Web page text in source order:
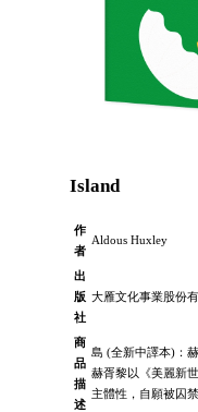
Island
作
者
Aldous Huxley
出
版
社
大雁文化事業股份
商
品
描
述
島 (全新中譯本)：
赫胥黎以《美麗新
主體性，自願被囚